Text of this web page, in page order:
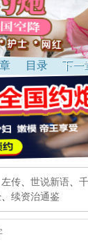
目录 下一
左传 世说新语
续资治通鉴